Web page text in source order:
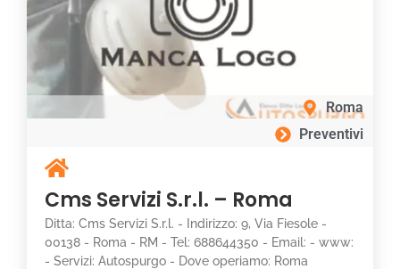
Roma
Preventivi
Cms Servizi S.r.l. – Roma
Ditta: Cms Servizi S.r.l. - Indirizzo: 9, Via Fiesole -
00138 - Roma - RM - Tel: 688644350 - Email: - www:
- Servizi: Autospurgo - Dove operiamo: Roma